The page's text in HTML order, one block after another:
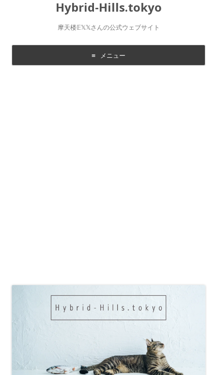
Hybrid-Hills.tokyo
摩天楼𝔼𝕏𝕏さんの公式ウェブサイト
メニュー
コ